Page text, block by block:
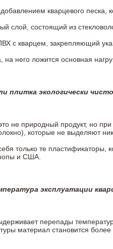
кварцевого песка,
слой, состоящий из
с кварцем, закрепляющий
него ложится основная
плитка экологически
не природный продукт, но
которые не выделяют
только те
и США.
эксплуатации
перепады
материал становится